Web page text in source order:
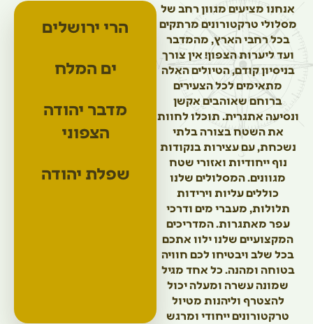
אנחנו מציעים מגוון רחב של
מסלולי טרקטורונים מרתקים
בכל רחבי הארץ, מהמדבר
ועד ליערות הצפון! אין צורך
בניסיון קודם, הטיולים האלה
מתאימים לכל הצעירים
ברוחם שאוהבים אקשן
ונסיעה אתגרית. תוכלו לחוות
את השטח בצורה בלתי
נשכחת, עם עצירות בנקודות
נוף ייחודיות ואזורי שטח
מגוונים. המסלולים שלנו
כוללים עליות וירידות
תלולות, מעברי מים ודרכי
עפר מאתגרות. המדריכים
המקצועיים שלנו ילוו אתכם
בכל שלב ויבטיחו לכם חוויה
בטוחה ומהנה. כל אחד מגיל
שמונה עשרה ומעלה יכול
להצטרף וליהנות מטיול
טרקטורונים ייחודי ומרגש
הרי ירושלים
ים המלח
מדבר יהודה
הצפוני
שפלת יהודה